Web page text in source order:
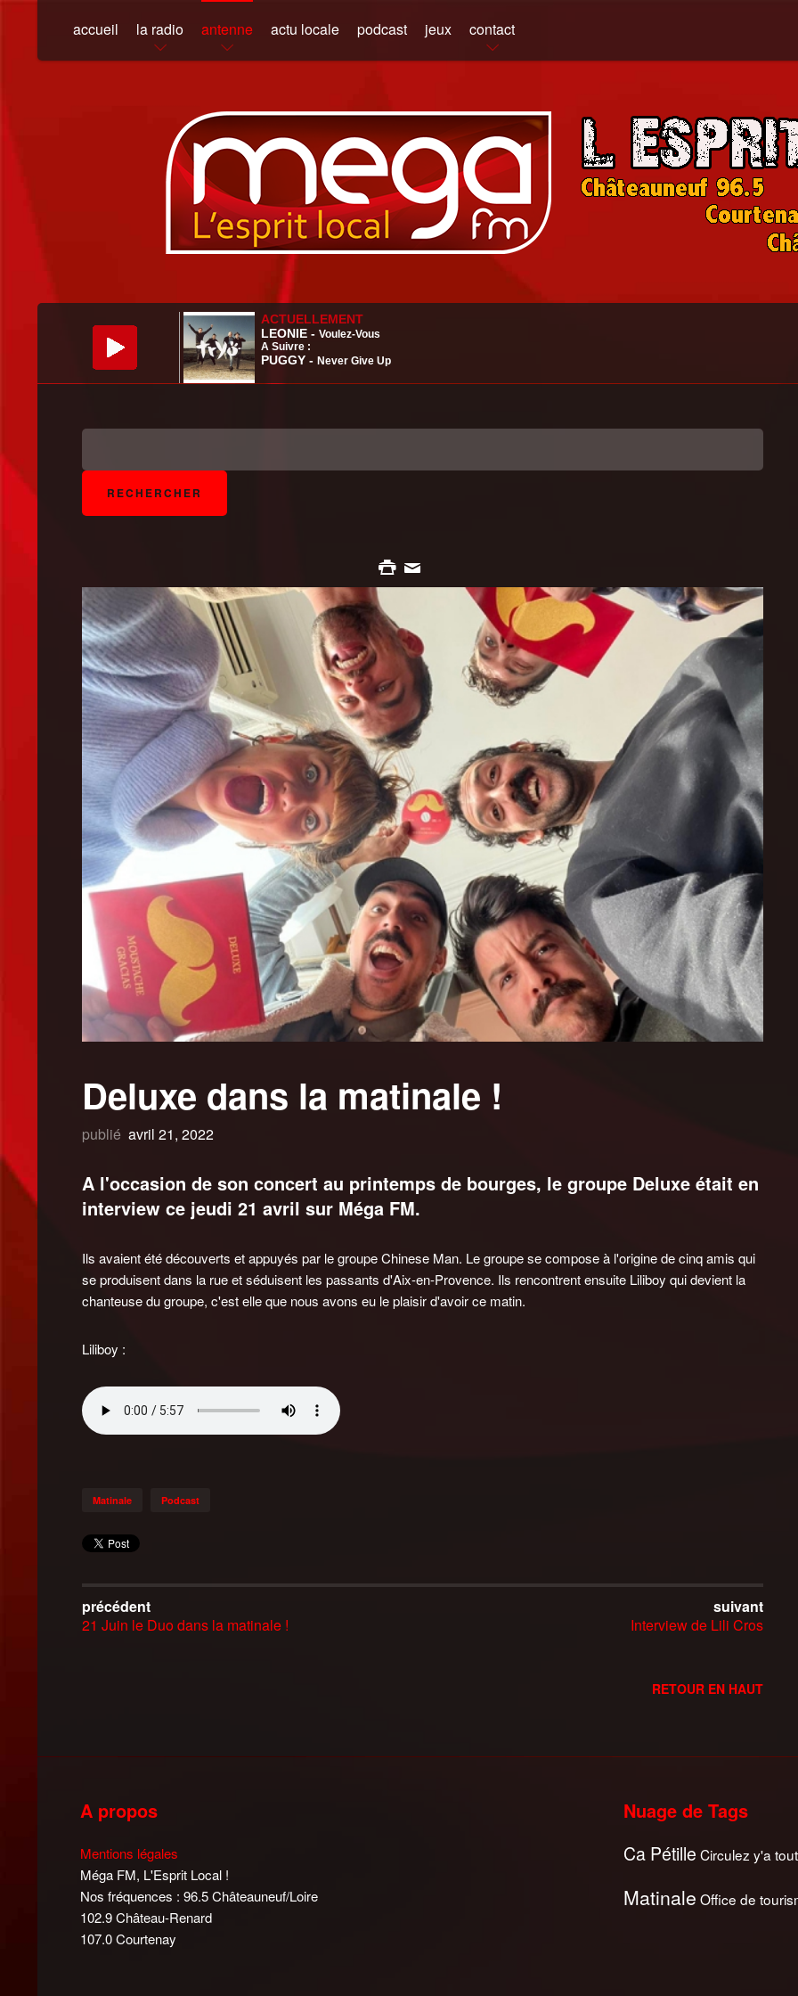
accueil la radio antenne actu locale podcast jeux contact
Deluxe dans la matinale !
publié avril 21, 2022
A l'occasion de son concert au printemps de bourges, le groupe Deluxe était en
interview ce jeudi 21 avril sur Méga FM.
Ils avaient été découverts et appuyés par le groupe Chinese Man. Le groupe se compose à l'origine de cinq amis qui
se produisent dans la rue et séduisent les passants d'Aix-en-Provence. Ils rencontrent ensuite Liliboy qui devient la
chanteuse du groupe, c'est elle que nous avons eu le plaisir d'avoir ce matin.
Liliboy :
Matinale Podcast
précédent
21 Juin le Duo dans la matinale !
suivant
Interview de Lili Cros
RETOUR EN HAUT
A propos
Mentions légales
Méga FM, L'Esprit Local !
Nos fréquences : 96.5 Châteauneuf/Loire
102.9 Château-Renard
107.0 Courtenay
Nuage de Tags
Ca Pétille Circulez y'a
Matinale Office de